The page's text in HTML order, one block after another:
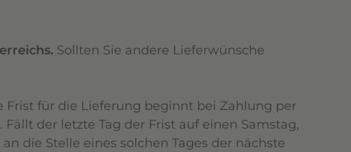
Sollten Sie andere Lieferwünsche
Frist für die Lieferung beginnt bei Zahlung per
der letzte Tag der Frist auf einen Samstag,
die Stelle eines solchen Tages der nächste